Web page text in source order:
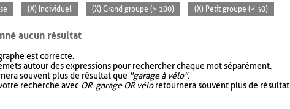
(X) Individuel (X) Grand groupe (> 100) (X) Petit groupe (< 30)
aucun résultat
est correcte.
autour des expressions pour rechercher chaque mot séparément.
souvent plus de résultat que "garage à vélo".
recherche avec OR. garage OR véloretournera souvent plus de résultat